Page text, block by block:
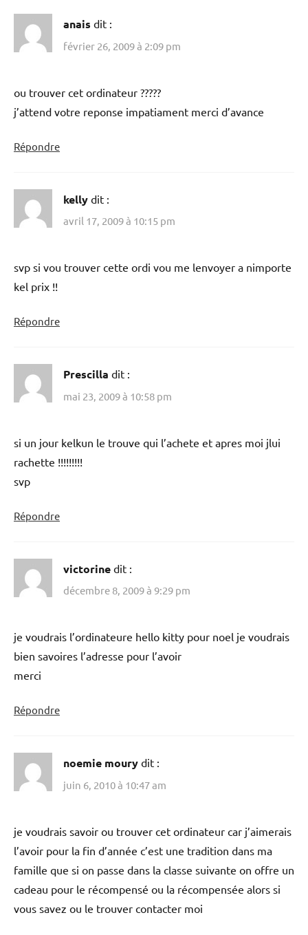
anais dit :
février 26, 2009 à 2:09 pm
ou trouver cet ordinateur ?????
j’attend votre reponse impatiament merci d’avance
Répondre
kelly dit :
avril 17, 2009 à 10:15 pm
svp si vou trouver cette ordi vou me lenvoyer a nimporte
kel prix !!
Répondre
Prescilla dit :
mai 23, 2009 à 10:58 pm
si un jour kelkun le trouve qui l’achete et apres moi jlui
rachette !!!!!!!!!
svp
Répondre
victorine dit :
décembre 8, 2009 à 9:29 pm
je voudrais l’ordinateure hello kitty pour noel je voudrais
bien savoires l’adresse pour l’avoir
merci
Répondre
noemie moury dit :
juin 6, 2010 à 10:47 am
je voudrais savoir ou trouver cet ordinateur car j’aimerais
l’avoir pour la fin d’année c’est une tradition dans ma
famille que si on passe dans la classe suivante on offre un
cadeau pour le récompensé ou la récompensée alors si
vous savez ou le trouver contacter moi